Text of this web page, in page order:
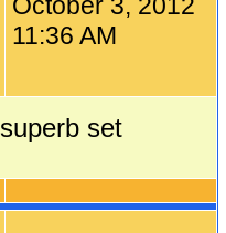
October 3, 2012
11:36 AM
superb set